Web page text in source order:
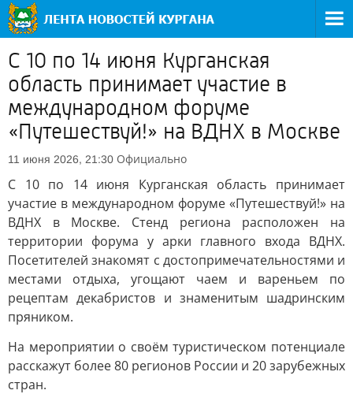
С 10 по 14 июня Курганская
область принимает участие в
международном форуме
«Путешествуй!» на ВДНХ в Москве
11 июня 2026, 21:30 Официально
С 10 по 14 июня Курганская область принимает
участие в международном форуме «Путешествуй!» на
ВДНХ в Москве. Стенд региона расположен на
территории форума у арки главного входа ВДНХ.
Посетителей знакомят с достопримечательностями и
местами отдыха, угощают чаем и вареньем по
рецептам декабристов и знаменитым шадринским
пряником.
На мероприятии о своём туристическом потенциале
расскажут более 80 регионов России и 20 зарубежных
стран.